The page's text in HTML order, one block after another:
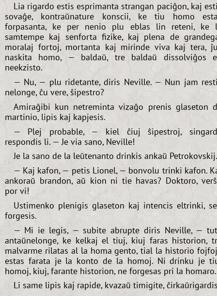
Lia rigardo estis esprimanta strangan paciĝon, kaj
sovaĝe, kontraŭnature konscii, ke tiu homo
forpasanta, ke per nenio plu eblas lin reteni, ke
samtempe kaj senforta fizike, kaj plena de
moralaj fortoj, mortanta kaj mirinde viva kaj tera,
naskita homo, — baldaŭ, tre baldaŭ dissolviĝos
neekzisto.
— Nu, — plu ridetante, diris Neville. — Nun jam
nelonge, ĉu vere, ŝipestro?
Amiraĝibi kun netreminta vizaĝo prenis glaseton
martinio, lipis kaj kapjesis.
— Plej probable, — kiel ĉiuj ŝipestroj,
respondis li. — Je via sano, Neville!
Je la sano de la leŭtenanto drinkis ankaŭ Petrokovskij.
— Kaj kafon, — petis Lionel, — bonvolu trinki kafon.
ankoraŭ brandon, aŭ kion ni tie havas? Doktoro,
por vi!
Ustimenko plenigis glaseton kaj intencis eltrinki,
forgesis.
— Mi ie legis, — subite abrupte diris Neville, —
antaŭnelonge, ke kelkaj el tiuj, kiuj faras historion,
malvarme rilatas al la homa gento, tial la historio
estas farata je la konto de la homoj. Ni drinku je
homoj, kiuj, farante historion, ne forgesas pri la
Li same lipis kaj rapide, kvazaŭ timigite,